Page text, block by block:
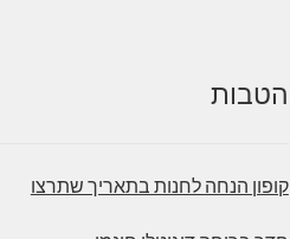
הטבות
קופון הנחה לחנות בתאריך שתרצו